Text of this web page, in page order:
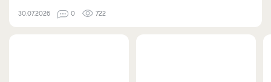
30.07.2026 0 722